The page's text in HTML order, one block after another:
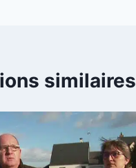
similaires